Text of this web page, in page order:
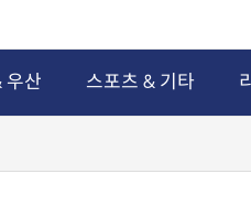
우산 스포츠 & 기타